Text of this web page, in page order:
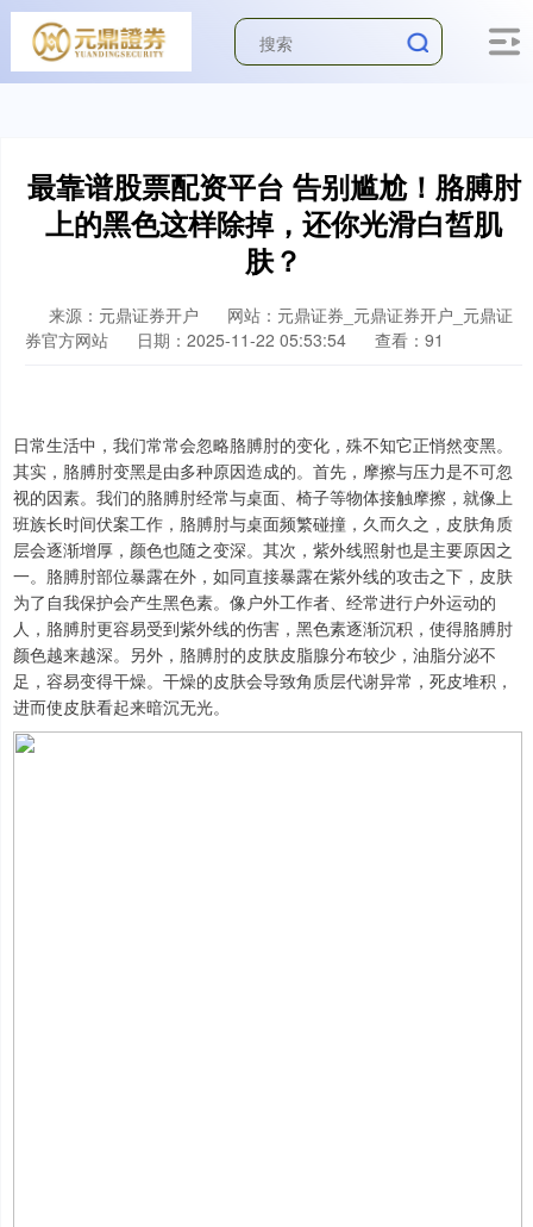
最靠谱股票配资平台 告别尴尬！胳膊肘
上的黑色这样除掉，还你光滑白皙肌
肤？
来源：元鼎证券开户
网站：元鼎证券_元鼎证券开户_元鼎证
券官方网站
日期：2025-11-22 05:53:54 查看：91
日常生活中，我们常常会忽略胳膊肘的变化，殊不知它正悄然变黑。
其实，胳膊肘变黑是由多种原因造成的。首先，摩擦与压力是不可忽
视的因素。我们的胳膊肘经常与桌面、椅子等物体接触摩擦，就像上
班族长时间伏案工作，胳膊肘与桌面频繁碰撞，久而久之，皮肤角质
层会逐渐增厚，颜色也随之变深。其次，紫外线照射也是主要原因之
一。胳膊肘部位暴露在外，如同直接暴露在紫外线的攻击之下，皮肤
为了自我保护会产生黑色素。像户外工作者、经常进行户外运动的
人，胳膊肘更容易受到紫外线的伤害，黑色素逐渐沉积，使得胳膊肘
颜色越来越深。另外，胳膊肘的皮肤皮脂腺分布较少，油脂分泌不
足，容易变得干燥。干燥的皮肤会导致角质层代谢异常，死皮堆积，
进而使皮肤看起来暗沉无光。